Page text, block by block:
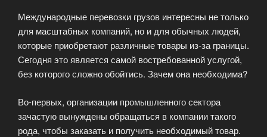
Международные перевозки грузов интересны не только
для масштабных компаний, но и для обычных людей,
которые приобретают различные товары из-за границы.
Сегодня это является самой востребованной услугой,
без которого сложно обойтись. Зачем она необходима?
Во-первых, организации промышленного сектора
зачастую вынуждены обращаться в компании такого
рода, чтобы заказать и получить необходимый товар.